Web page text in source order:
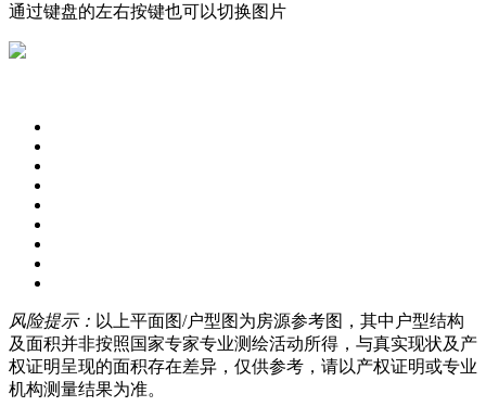
通过键盘的左右按键也可以切换图片
风险提示： 以上平面图/户型图为房源参考图，其中户型结构
及面积并非按照国家专家专业测绘活动所得，与真实现状及产
权证明呈现的面积存在差异，仅供参考，请以产权证明或专业
机构测量结果为准。